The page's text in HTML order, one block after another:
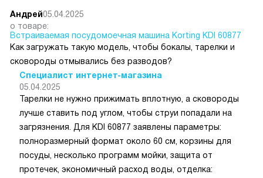
Андрей05.04.2025
о товаре:
Встраиваемая посудомоечная машина Korting KDI 60877
Как загружать такую модель, чтобы бокалы, тарелки и
сковороды отмывались без разводов?
Специалист интернет-магазина
05.04.2025
Тарелки не нужно прижимать вплотную, а сковороды
лучше ставить под углом, чтобы струи попадали на
загрязнения. Для KDI 60877 заявлены параметры:
полноразмерный формат около 60 см, корзины для
посуды, несколько программ мойки, защита от
протечек, экономичный расход воды, отделка: